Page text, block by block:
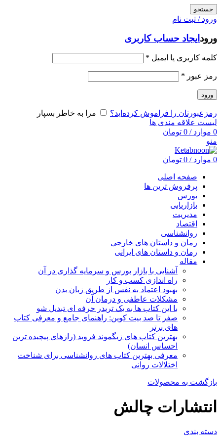
جستجو
ورود / ثبت نام
ورود ایجاد حساب کاربری
کلمه کاربری یا ایمیل *
رمز عبور *
ورود
رمزعبورتان را فراموش کرده‌اید؟
مرا به خاطر بسپار
لیست علاقه مندی ها
0 موارد /
0 تومان
منو
0 موارد /
0 تومان
صفحه اصلی
پرفروش ترین ها
بورس
بازاریابی
مدیریت
اقتصاد
روانشناسی
رمان و داستان های خارجی
رمان و داستان های ایرانی
مقاله
آشنایی با بازار بورس و سرمایه گذاری در آن
راه اندازی کسب و کار
بهبود اعتماد به نفس از طریق زبان بدن
مشکلات عاطفی و درمان آن
با این کتاب ها به یک تریدر حرفه ای تبدیل شو
صفر تا صد بیت کوین: راهنمای جامع و معرفی کتاب
های برتر
بهترین کتاب های زیگموند فروید (رازهای پیچیده ترین
احساس انسان)
معرفی بهترین کتاب های روانشناسی برای شناخت
اختلالات روانی
بازگشت به محصولات
انتشارات چالش
دسته بندی